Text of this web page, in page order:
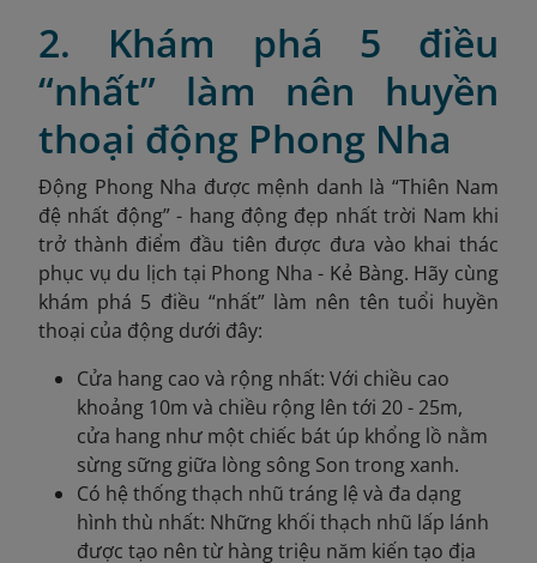
2. Khám phá 5 điều
“nhất” làm nên huyền
thoại động Phong Nha
Động Phong Nha được mệnh danh là “Thiên Nam
đệ nhất động” - hang động đẹp nhất trời Nam khi
trở thành điểm đầu tiên được đưa vào khai thác
phục vụ du lịch tại Phong Nha - Kẻ Bàng. Hãy cùng
khám phá 5 điều “nhất” làm nên tên tuổi huyền
thoại của động dưới đây:
Cửa hang cao và rộng nhất: Với chiều cao
khoảng 10m và chiều rộng lên tới 20 - 25m,
cửa hang như một chiếc bát úp khổng lồ nằm
sừng sững giữa lòng sông Son trong xanh.
Có hệ thống thạch nhũ tráng lệ và đa dạng
hình thù nhất: Những khối thạch nhũ lấp lánh
được tạo nên từ hàng triệu năm kiến tạo địa